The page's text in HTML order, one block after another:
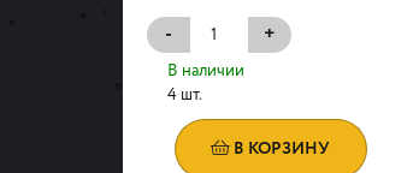
- +
В наличии
4 шт.
В КОРЗИНУ